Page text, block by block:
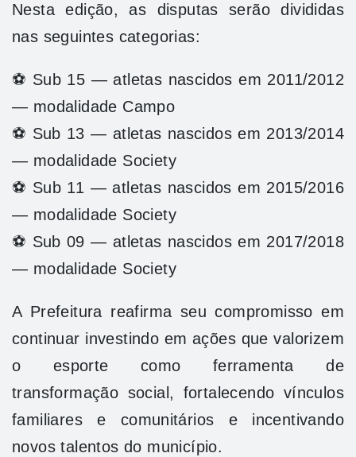
Nesta edição, as disputas serão divididas
nas seguintes categorias:
⚽ Sub 15 — atletas nascidos em 2011/2012
— modalidade Campo
⚽ Sub 13 — atletas nascidos em 2013/2014
— modalidade Society
⚽ Sub 11 — atletas nascidos em 2015/2016
— modalidade Society
⚽ Sub 09 — atletas nascidos em 2017/2018
— modalidade Society
A Prefeitura reafirma seu compromisso em
continuar investindo em ações que valorizem
o esporte como ferramenta de
transformação social, fortalecendo vínculos
familiares e comunitários e incentivando
novos talentos do município.